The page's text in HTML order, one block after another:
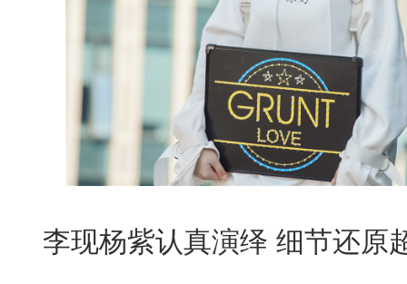
李现杨紫认真演绎 细节还原